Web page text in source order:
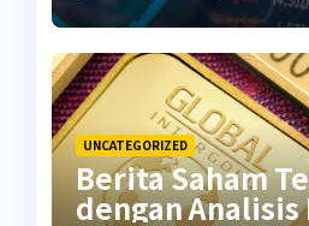
UNCATEGORIZED
Berita Saham
dengan Analisis